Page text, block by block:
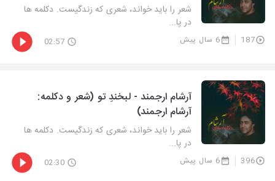
شعر را باید خواند، شعری که زندگیست. دکلمه ها
در پا...
187 6 سال پیش 02:57
آرشام ارجمند - لبخندِ تو (شعر و دکلمه:
آرشام ارجمند)
شعر را باید خواند، شعری که زندگیست. دکلمه ها
در پا...
396 6 سال پیش 02:30